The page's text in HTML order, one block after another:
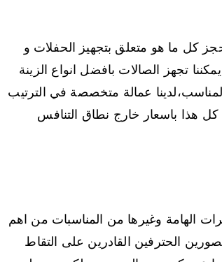
كل ما هو متعلق بتجهيز الحفلات و
تجهز الصالات بافضل انواع الزينة
عمالة متخصصة في الترتيب
هذا باسعار خارج نطاق التنافس
الهامة وغيرها من المناسبات من اهم
الحترفين القادرين على التقاط